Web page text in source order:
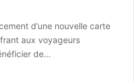
d’une nouvelle carte
aux voyageurs
de…